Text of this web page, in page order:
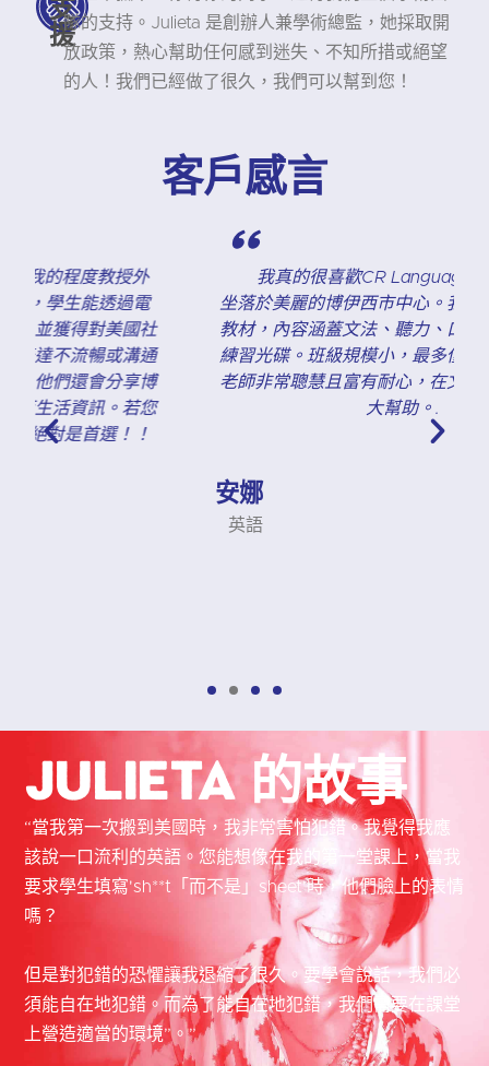
支
援隊的支持。Julieta 是創辦人兼學術總監，她採取開
放政策，熱心幫助任何感到迷失、不知所措或絕望
的人！我們已經做了很久，我們可以幫到您！
客戶感言
"我真的很喜歡CR Languages語言學校。它
坐落於美麗的博伊西市中心。我喜歡學習他們的
教材，內容涵蓋文法、聽力、口說訓練，還附有
練習光碟。班級規模小，最多僅六名學生。我的
老師非常聰慧且富有耐心，在文法方面給予我極
Julieta 的故事
“當我第一次搬到美國時，我非常害怕犯錯。我覺得我應
該說一口流利的英語。您能想像在我的第一堂課上，當我
要求學生填寫'sh**t「而不是」sheet'時，他們臉上的表情
嗎？
但是對犯錯的恐懼讓我退縮了很久。要學會說話，我們必
須能自在地犯錯。而為了能自在地犯錯，我們需要在課堂
上營造適當的環境”。”